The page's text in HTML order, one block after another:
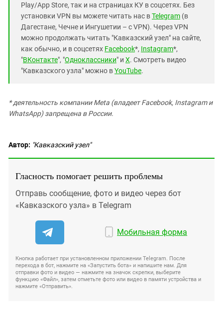
Play/App Store, так и на страницах КУ в соцсетях. Без
установки VPN вы можете читать нас вTelegram (в
Дагестане, Чечне и Ингушетии – с VPN). Через VPN
можно продолжать читать "Кавказский узел" на сайте,
как обычно, и в соцсетях Facebook*, Instagram*,
"ВКонтакте", "Одноклассники" и X. Смотреть видео
"Кавказского узла" можно вYouTube.
* деятельность компании Meta (владеет Facebook, Instagram и
WhatsApp) запрещена в России.
Автор: "Кавказский узел"
Гласность помогает решить проблемы
Отправь сообщение, фото и видео через бот
«Кавказского узла» в Telegram
Мобильная форма
Кнопка работает при установленном приложении Telegram. После
перехода в бот, нажмите на «Запустить бота» и напишите нам. Для
отправки фото и видео — нажмите на значок скрепки, выберите
функцию «Файл», затем отметьте фото или видео в памяти устройства и
нажмите «Отправить».